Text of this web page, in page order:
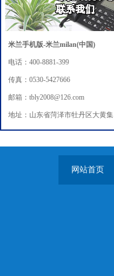
米兰手机版-米兰milan(中国)
电话：400-8881-399
传真：0530-5427666
邮箱：tbly2008@126.com
地址：山东省菏泽市牡丹区大黄集
网站首页